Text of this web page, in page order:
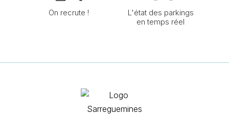
On recrute !
L'état des parkings
en temps réel